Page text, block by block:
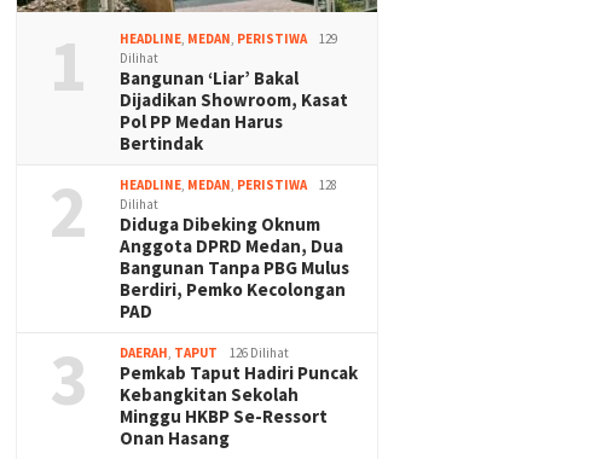
1 HEADLINE, MEDAN, PERISTIWA
129
Dilihat
Bangunan ‘Liar’ Bakal
Dijadikan Showroom, Kasat
Pol PP Medan Harus
Bertindak
2 HEADLINE, MEDAN, PERISTIWA
128
Dilihat
Diduga Dibeking Oknum
Anggota DPRD Medan, Dua
Bangunan Tanpa PBG Mulus
Berdiri, Pemko Kecolongan
PAD
3 DAERAH, TAPUT 126 Dilihat
Pemkab Taput Hadiri Puncak
Kebangkitan Sekolah
Minggu HKBP Se-Ressort
Onan Hasang